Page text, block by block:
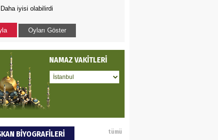
- Sağlık turizminde
başarı…
tarımla para
ile neyi
SOYSAL
Daha iyisi olabilirdi
Oyları Göster
NAMAZ VAKİTLERİ
BİYOGRAFİLERİ tümü